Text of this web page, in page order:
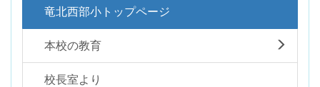
竜北西部小トップページ
本校の教育
校長室より